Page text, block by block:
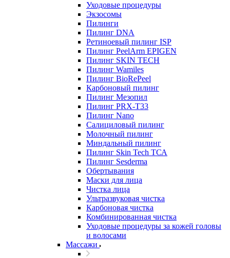
Уходовые процедуры
Экзосомы
Пилинги
Пилинг DNA
Ретиноевый пилинг ISP
Пилинг PeelArm EPIGEN
Пилинг SKIN TECH
Пилинг Wamiles
Пилинг BioRePeel
Карбоновый пилинг
Пилинг Мезопил
Пилинг PRX-T33
Пилинг Nano
Салициловый пилинг
Молочный пилинг
Миндальный пилинг
Пилинг Skin Tech ТСА
Пилинг Sesderma
Обертывания
Маски для лица
Чистка лица
Ультразвуковая чистка
Карбоновая чистка
Комбинированная чистка
Уходовые процедуры за кожей головы
и волосами
Массажи